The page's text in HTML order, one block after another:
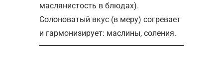
маслянистость в блюдах).
Солоноватый вкус (в меру) согревает
и гармонизирует: маслины, соления.